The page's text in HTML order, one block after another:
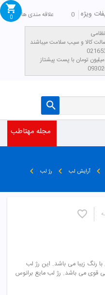
ویژه 0
علاقه مندی ها
0
مجله مهتاطب
آرایش لب
رژ لب
مایع با رنگ زیبا می باشد. این رژ لب
قوی می باشد. رژ لب مایع برانوس